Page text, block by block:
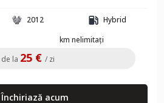
2012
Hybrid
km nelimitați
de la 25 € / zi
Închiriază acum